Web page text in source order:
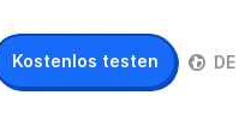
Kostenlos testen DE